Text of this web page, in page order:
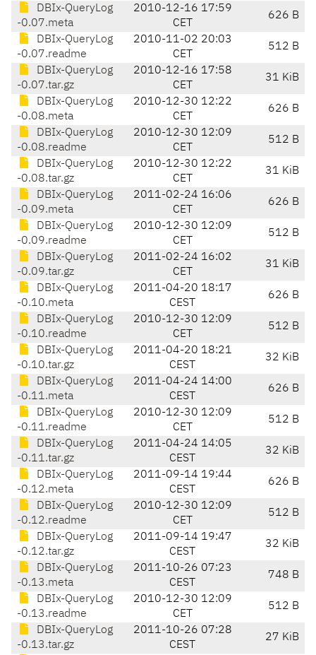
DBIx-QueryLog
-0.07.meta
2010-12-16 17:59
CET
626 B
DBIx-QueryLog
-0.07.readme
2010-11-02 20:03
CET
512 B
DBIx-QueryLog
-0.07.tar.gz
2010-12-16 17:58
CET
31 KiB
DBIx-QueryLog
-0.08.meta
2010-12-30 12:22
CET
626 B
DBIx-QueryLog
-0.08.readme
2010-12-30 12:09
CET
512 B
DBIx-QueryLog
-0.08.tar.gz
2010-12-30 12:22
CET
31 KiB
DBIx-QueryLog
-0.09.meta
2011-02-24 16:06
CET
626 B
DBIx-QueryLog
-0.09.readme
2010-12-30 12:09
CET
512 B
DBIx-QueryLog
-0.09.tar.gz
2011-02-24 16:02
CET
31 KiB
DBIx-QueryLog
-0.10.meta
2011-04-20 18:17
CEST
626 B
DBIx-QueryLog
-0.10.readme
2010-12-30 12:09
CET
512 B
DBIx-QueryLog
-0.10.tar.gz
2011-04-20 18:21
CEST
32 KiB
DBIx-QueryLog
-0.11.meta
2011-04-24 14:00
CEST
626 B
DBIx-QueryLog
-0.11.readme
2010-12-30 12:09
CET
512 B
DBIx-QueryLog
-0.11.tar.gz
2011-04-24 14:05
CEST
32 KiB
DBIx-QueryLog
-0.12.meta
2011-09-14 19:44
CEST
626 B
DBIx-QueryLog
-0.12.readme
2010-12-30 12:09
CET
512 B
DBIx-QueryLog
-0.12.tar.gz
2011-09-14 19:47
CEST
32 KiB
DBIx-QueryLog
-0.13.meta
2011-10-26 07:23
CEST
748 B
DBIx-QueryLog
-0.13.readme
2010-12-30 12:09
CET
512 B
DBIx-QueryLog
-0.13.tar.gz
2011-10-26 07:28
CEST
27 KiB